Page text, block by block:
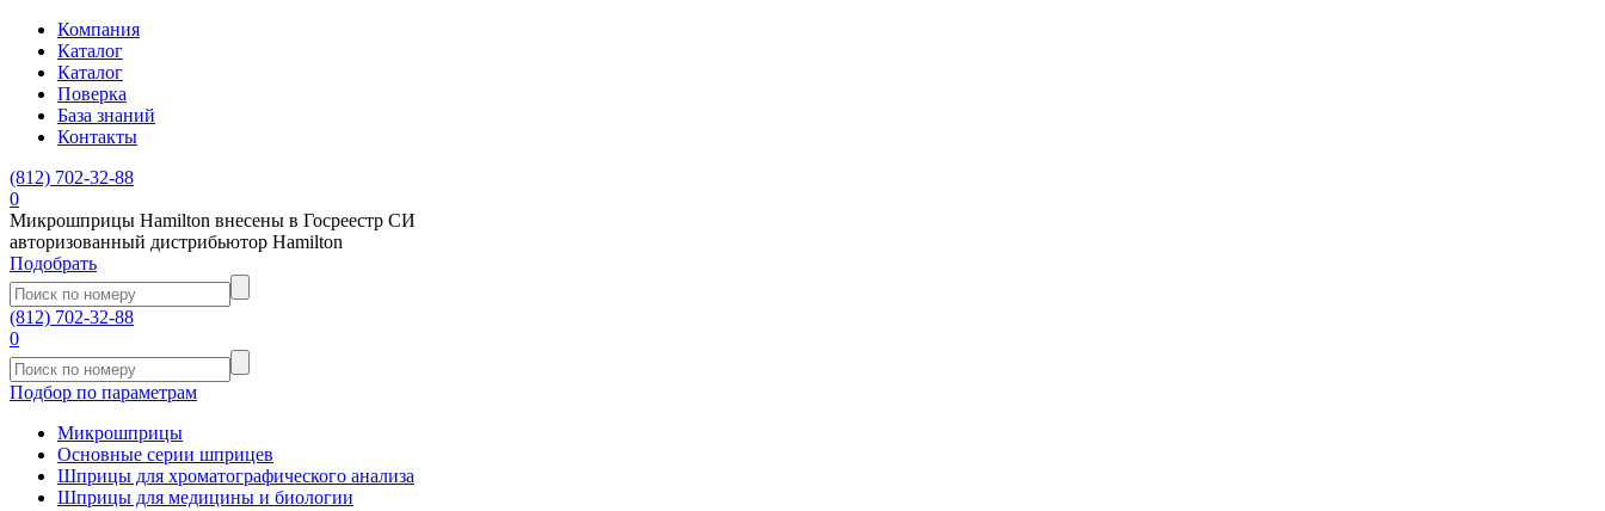
Компания
Каталог
Каталог
Поверка
База знаний
Контакты
(812) 702-32-88
0
Микрошприцы Hamilton внесены в Госреестр СИ
авторизованный дистрибьютор Hamilton
Подобрать
(812) 702-32-88
0
Подбор по параметрам
Микрошприцы
Основные серии шприцев
Шприцы для хроматографического анализа
Шприцы для медицины и биологии